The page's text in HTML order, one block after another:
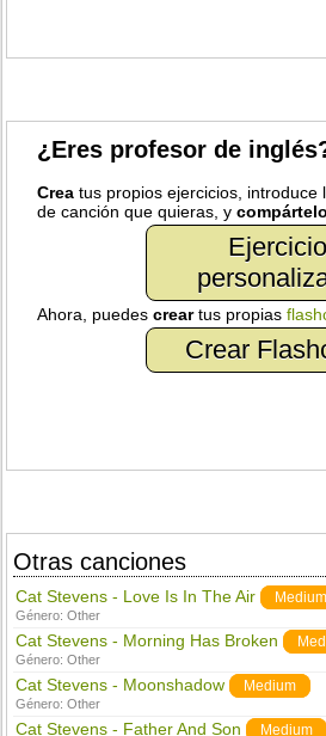
¿Eres profesor de
Crea tus propios ejercicios, introduce
de canción que quieras, ycompártelo
Ejercicio
Ahora, puedescreartus propias
Crear
Otras canciones
Cat Stevens - Love Is In The Air Medium
Género:Other
Cat Stevens - Morning Has Broken
Género:Other
Cat Stevens - Moonshadow Medium
Género:Other
Cat Stevens - Father And Son Medium